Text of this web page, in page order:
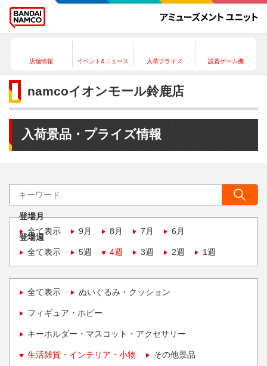
店舗情報 イベント&ニュース 入荷プライズ 設置ゲーム機
namcoイオンモール鈴鹿店
入荷景品・プライズ情報
登場月
全て表示
9月 8月 7月 6月
登場週
全て表示
5週 4週 3週 2週 1週
全て表示 ぬいぐるみ・クッション
フィギュア・ホビー
キーホルダー・マスコット・アクセサリー
生活雑貨・インテリア・小物 その他景品